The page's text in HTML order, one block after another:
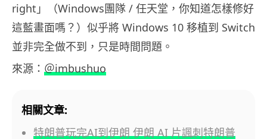
right」（Windows團隊 / 任天堂，你知道怎樣修好
這藍畫面嗎？）似乎將 Windows 10 移植到 Switch
並非完全做不到，只是時間問題。
來源： ＠imbushuo
相關文章:
特朗普玩完AI到伊朗 伊朗 AI 片諷刺特朗普